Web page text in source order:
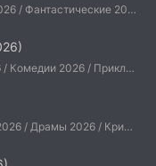
Боевики 2026 / Триллеры 2026 / Фантастические 2026 / Зарубежные фильмы 2026 / Американские фильмы / Фильмы 2026
Боевики 2026 / Драмы 2026 / Комедии 2026 / Приключения 2026 / Фантастические 2026 / Зарубежные фильмы 2026 / Американские фильмы / Фильмы 2026
Боевики 2026 / Детективы 2026 / Драмы 2026 / Криминальные фильмы 2026 / Триллеры 2026 / Зарубежные фильмы 2026 / Американские фильмы / Фильмы 2026